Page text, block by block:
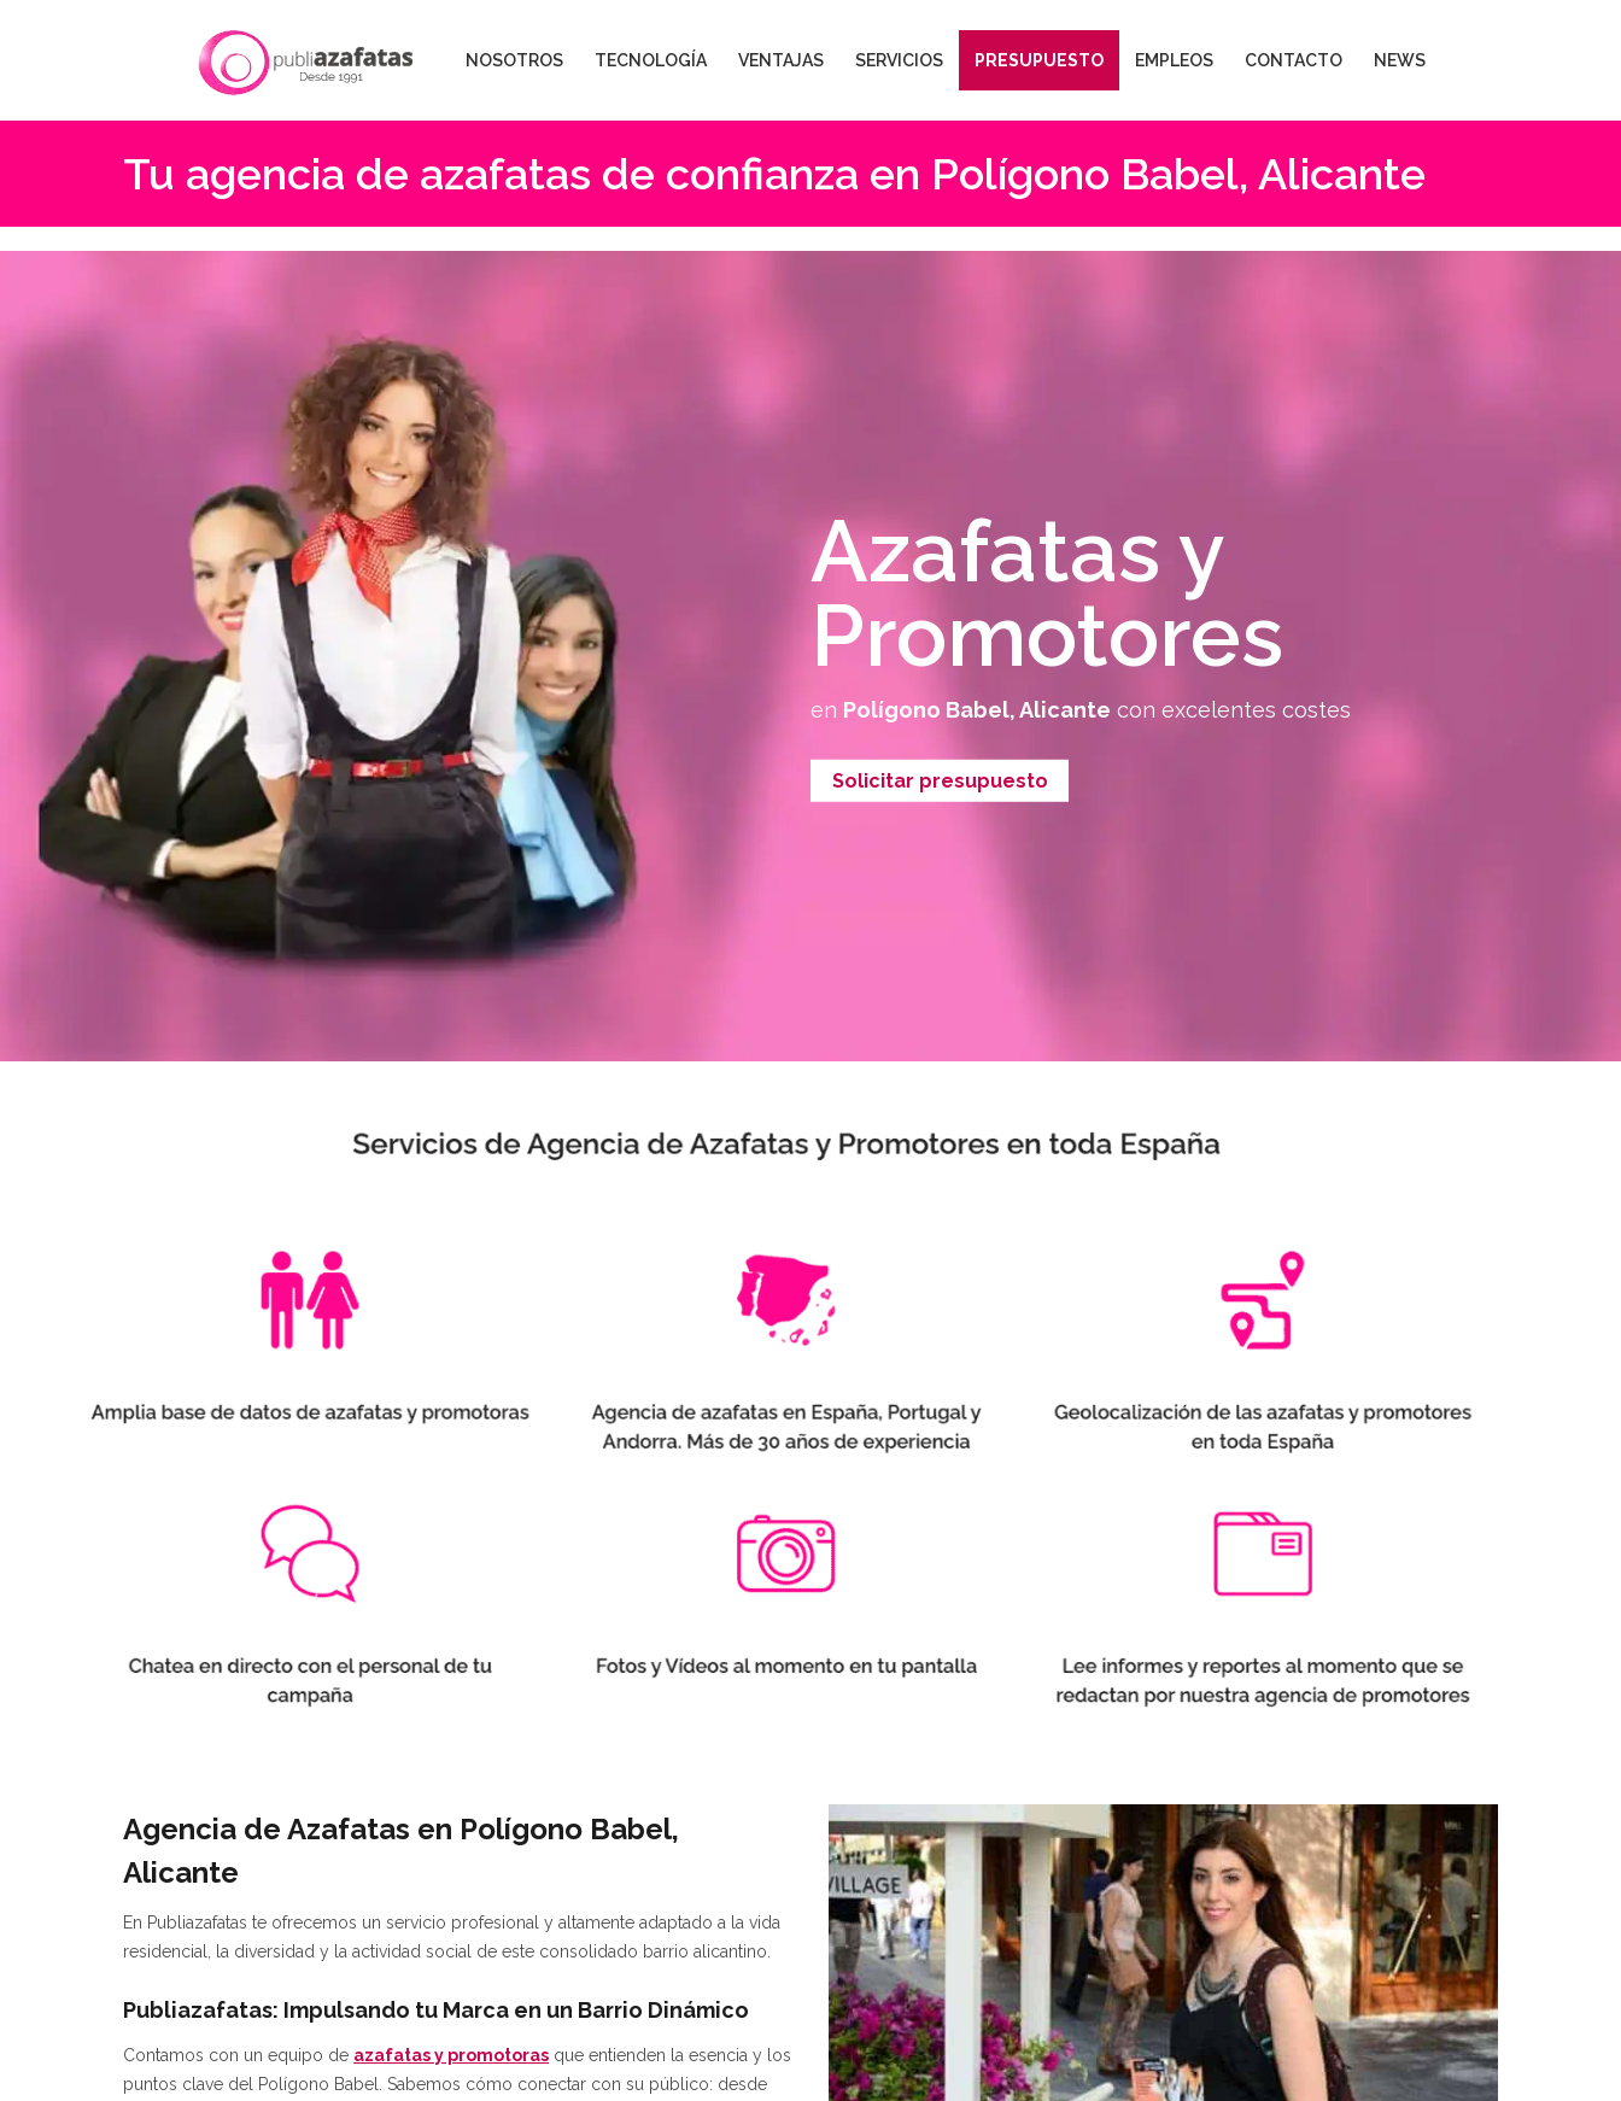
NOSOTROS TECNOLOGÍA VENTAJAS SERVICIOS PRESUPUESTO EMPLEOS CONTACTO NEWS
Tu agencia de azafatas de confianza en Polígono Babel, Alicante
Azafatas y
Promotores
en Polígono Babel, Alicante con excelentes costes
Solicitar presupuesto
Agencia de Azafatas en Polígono Babel,
Alicante
En Publiazafatas te ofrecemos un servicio profesional y altamente adaptado a la vida
residencial, la diversidad y la actividad social de este consolidado barrio alicantino.
Publiazafatas: Impulsando tu Marca en un Barrio Dinámico
Contamos con un equipo de azafatas y promotoras que entienden la esencia y los
puntos clave del Polígono Babel. Sabemos cómo conectar con su público: desde